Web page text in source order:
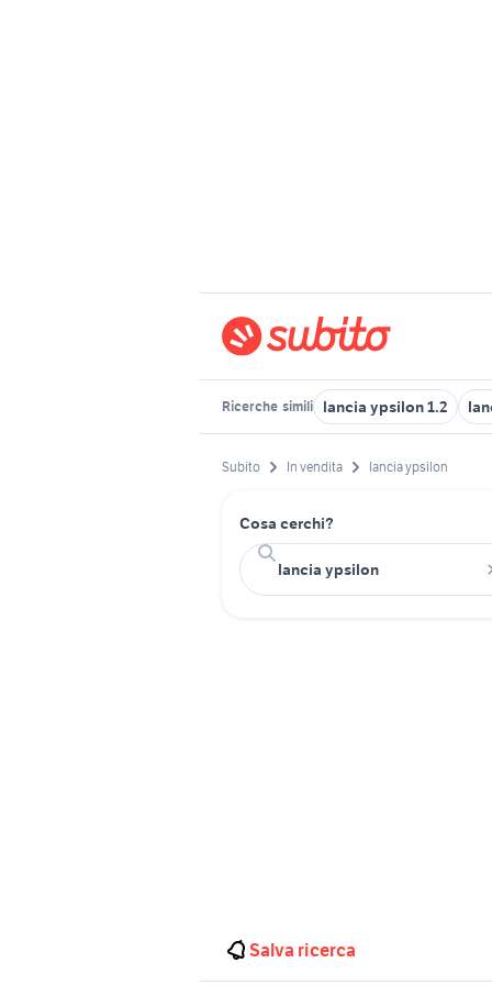
Ricerche simili lancia ypsilon 1.2
Subito In vendita lancia ypsilon
Cosa cerchi?
Salva ricerca